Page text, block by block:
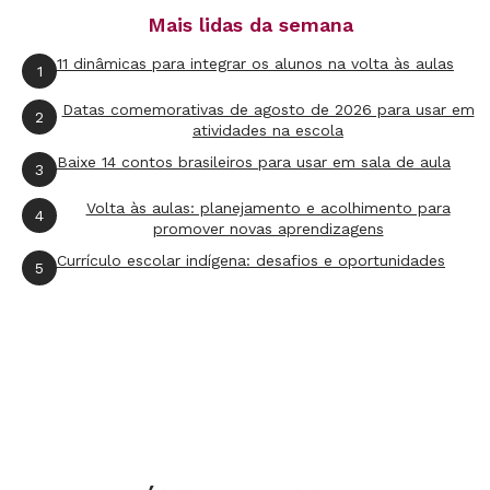
seguida, mostre que os outros dois títulos
também começam com "p" : "O que acham
destes aqui?"
3ª etapa
Volte a
O Pequeno Polegare pergunte: "Onde
está escrito ¿patinho¿ aqui?" Se algum aluno
Mais lidas da semana
1 11 dinâmicas para integrar os alunos na volta às aulas
2
Datas comemorativas de agosto de 2026 para usar em
atividades na escola
3 Baixe 14 contos brasileiros para usar em sala de aula
4
Volta às aulas: planejamento e acolhimento para
promover novas aprendizagens
5 Currículo escolar indígena: desafios e oportunidades